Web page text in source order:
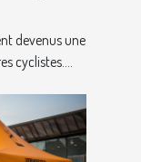
devenus une
cyclistes....